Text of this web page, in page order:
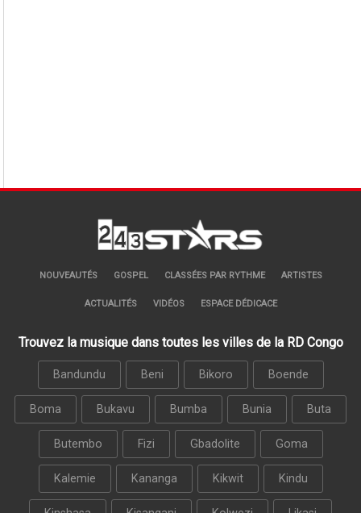
NOUVEAUTÉS GOSPEL CLASSÉES PAR RYTHME ARTISTES
ACTUALITÉS VIDÉOS ESPACE DÉDICACE
Trouvez la musique dans toutes les villes de la RD Congo
Bandundu Beni Bikoro Boende
Boma Bukavu Bumba Bunia Buta
Butembo Fizi Gbadolite Goma
Kalemie Kananga Kikwit Kindu